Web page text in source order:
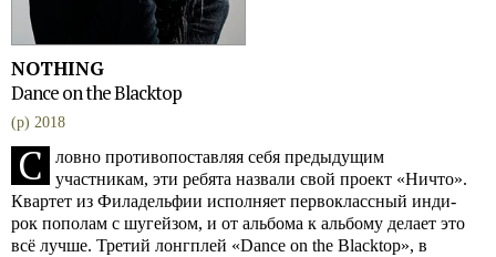
NOTHING
Dance on the Blacktop
(p) 2018
С
ловно противопоставляя себя предыдущим
участникам, эти ребята назвали свой проект «Ничто».
Квартет из Филадельфии исполняет первоклассный инди-
рок пополам с шугейзом, и от альбома к альбому делает это
всё лучше. Третий лонгплей «Dance on the Blacktop», в